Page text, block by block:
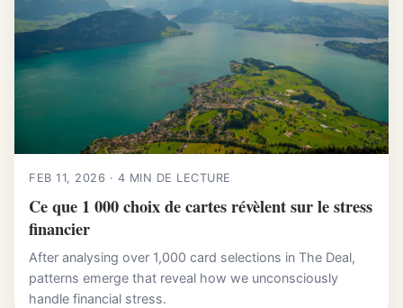
FEB 11, 2026 · 4 MIN DE LECTURE
Ce que 1 000 choix de cartes révèlent sur le stress
financier
After analysing over 1,000 card selections in The Deal,
patterns emerge that reveal how we unconsciously
handle financial stress.